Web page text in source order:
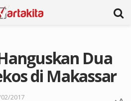
Dua
di Makassar
2017